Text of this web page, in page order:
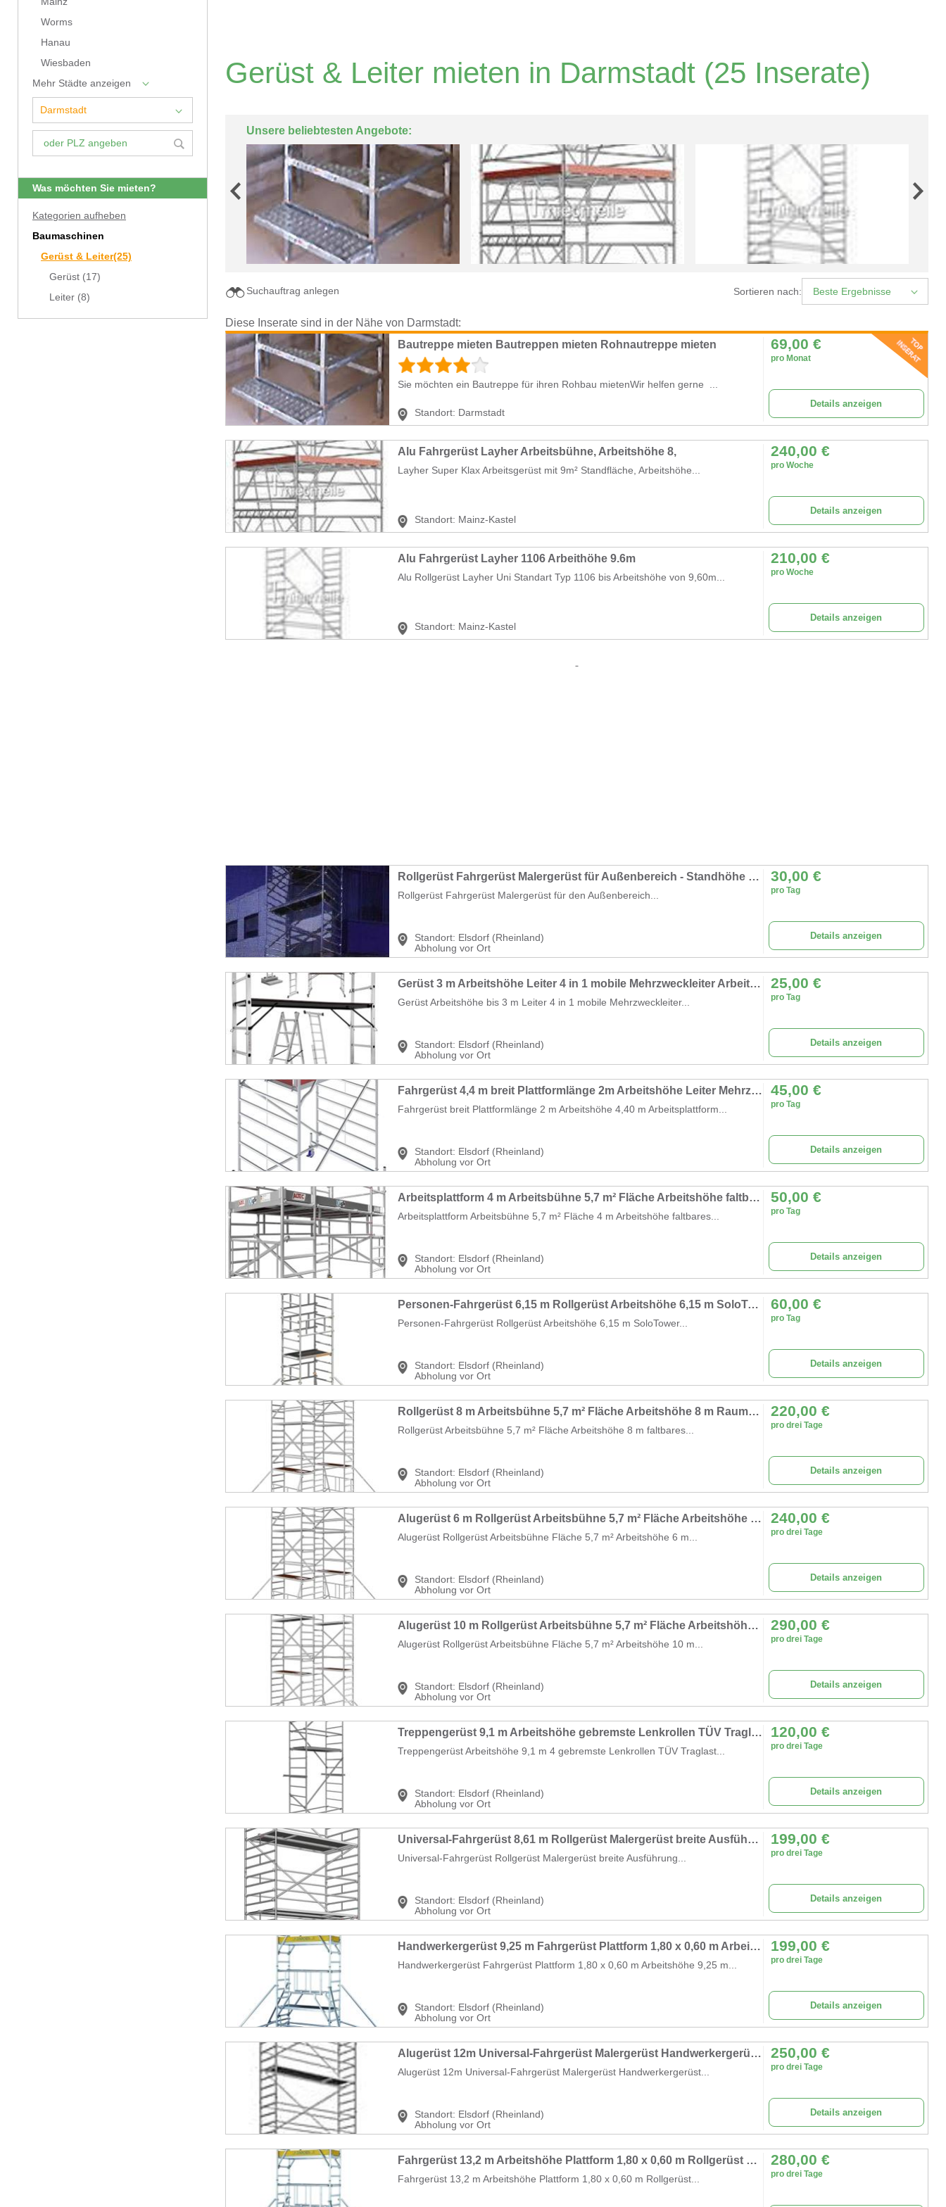
Worms
Hanau
Wiesbaden
Mehr Städte anzeigen
Was möchten Sie mieten?
Kategorien aufheben
Baumaschinen
Gerüst & Leiter(25)
Gerüst (17)
Leiter (8)
Gerüst & Leiter mieten in Darmstadt (25 Inserate)
Unsere beliebtesten Angebote:
Sortieren nach: Beste Ergebnisse
Suchauftrag anlegen
Diese Inserate sind in der Nähe von Darmstadt:
Bautreppe mieten Bautreppen mieten Rohnautreppe mieten
Sie möchten ein Bautreppe für ihren Rohbau mietenWir helfen gerne ...
Standort: Darmstadt
69,00 €
pro Monat
Details anzeigen
Alu Fahrgerüst Layher Arbeitsbühne, Arbeitshöhe 8,
Layher Super Klax Arbeitsgerüst mit 9m² Standfläche, Arbeitshöhe...
Standort: Mainz-Kastel
240,00 €
pro Woche
Details anzeigen
Alu Fahrgerüst Layher 1106 Arbeithöhe 9.6m
Alu Rollgerüst Layher Uni Standart Typ 1106 bis Arbeitshöhe von 9,60m...
Standort: Mainz-Kastel
210,00 €
pro Woche
Details anzeigen
Rollgerüst Fahrgerüst Malergerüst für Außenbereich - Standhöhe 5, 45 m = Arbeitshöhe ca. 7, 45 m
Rollgerüst Fahrgerüst Malergerüst für den Außenbereich...
Standort: Elsdorf (Rheinland)
Abholung vor Ort
30,00 €
pro Tag
Details anzeigen
Gerüst 3 m Arbeitshöhe Leiter 4 in 1 mobile Mehrzweckleiter Arbeitsbühne Baugerüst Alu Gerüst
Gerüst Arbeitshöhe bis 3 m Leiter 4 in 1 mobile Mehrzweckleiter...
Standort: Elsdorf (Rheinland)
Abholung vor Ort
25,00 €
pro Tag
Details anzeigen
Fahrgerüst 4,4 m breit Plattformlänge 2m Arbeitshöhe Leiter Mehrzweckleiter Arbeitsbühne Baugerüst
Fahrgerüst breit Plattformlänge 2 m Arbeitshöhe 4,40 m Arbeitsplattform...
Standort: Elsdorf (Rheinland)
Abholung vor Ort
45,00 €
pro Tag
Details anzeigen
Arbeitsplattform 4 m Arbeitsbühne 5,7 m² Fläche Arbeitshöhe faltbares Raumgerüst Rollbock Alu Gerüst
Arbeitsplattform Arbeitsbühne 5,7 m² Fläche 4 m Arbeitshöhe faltbares...
Standort: Elsdorf (Rheinland)
Abholung vor Ort
50,00 €
pro Tag
Details anzeigen
Personen-Fahrgerüst 6,15 m Rollgerüst Arbeitshöhe 6,15 m SoloTower Plattformgröße 1,15 x 0,8 m
Personen-Fahrgerüst Rollgerüst Arbeitshöhe 6,15 m SoloTower...
Standort: Elsdorf (Rheinland)
Abholung vor Ort
60,00 €
pro Tag
Details anzeigen
Rollgerüst 8 m Arbeitsbühne 5,7 m² Fläche Arbeitshöhe 8 m Raumgerüst Rollbock Alu Gerüst Rollgerüst
Rollgerüst Arbeitsbühne 5,7 m² Fläche Arbeitshöhe 8 m faltbares...
Standort: Elsdorf (Rheinland)
Abholung vor Ort
220,00 €
pro drei Tage
Details anzeigen
Alugerüst 6 m Rollgerüst Arbeitsbühne 5,7 m² Fläche Arbeitshöhe faltbares Raumgerüst Rollbock Alu
Alugerüst Rollgerüst Arbeitsbühne Fläche 5,7 m² Arbeitshöhe 6 m...
Standort: Elsdorf (Rheinland)
Abholung vor Ort
240,00 €
pro drei Tage
Details anzeigen
Alugerüst 10 m Rollgerüst Arbeitsbühne 5,7 m² Fläche Arbeitshöhe faltbares Raumgerüst Rollbock Alu
Alugerüst Rollgerüst Arbeitsbühne Fläche 5,7 m² Arbeitshöhe 10 m...
Standort: Elsdorf (Rheinland)
Abholung vor Ort
290,00 €
pro drei Tage
Details anzeigen
Treppengerüst 9,1 m Arbeitshöhe gebremste Lenkrollen TÜV Traglast 200kg/m² Alu Rollgerüst Baugerüst
Treppengerüst Arbeitshöhe 9,1 m 4 gebremste Lenkrollen TÜV Traglast...
Standort: Elsdorf (Rheinland)
Abholung vor Ort
120,00 €
pro drei Tage
Details anzeigen
Universal-Fahrgerüst 8,61 m Rollgerüst Malergerüst breite Ausführung Gerüsthöhe 8,61 m
Universal-Fahrgerüst Rollgerüst Malergerüst breite Ausführung...
Standort: Elsdorf (Rheinland)
Abholung vor Ort
199,00 €
pro drei Tage
Details anzeigen
Handwerkergerüst 9,25 m Fahrgerüst Plattform 1,80 x 0,60 m Arbeitshöhe 9,25 m Rollgerüst Malergerüst
Handwerkergerüst Fahrgerüst Plattform 1,80 x 0,60 m Arbeitshöhe 9,25 m...
Standort: Elsdorf (Rheinland)
Abholung vor Ort
199,00 €
pro drei Tage
Details anzeigen
Alugerüst 12m Universal-Fahrgerüst Malergerüst Handwerkergerüst Standard-Ausführung Rollgerüst
Alugerüst 12m Universal-Fahrgerüst Malergerüst Handwerkergerüst...
Standort: Elsdorf (Rheinland)
Abholung vor Ort
250,00 €
pro drei Tage
Details anzeigen
Fahrgerüst 13,2 m Arbeitshöhe Plattform 1,80 x 0,60 m Rollgerüst Malergerüst Handwerkergerüst Profi
Fahrgerüst 13,2 m Arbeitshöhe Plattform 1,80 x 0,60 m Rollgerüst...
280,00 €
pro drei Tage